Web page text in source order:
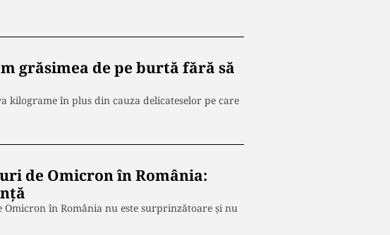
grăsimea de pe burtă fără să
kilograme în plus din cauza delicateselor pe care
de Omicron în România:
în România nu este surprinzătoare și nu